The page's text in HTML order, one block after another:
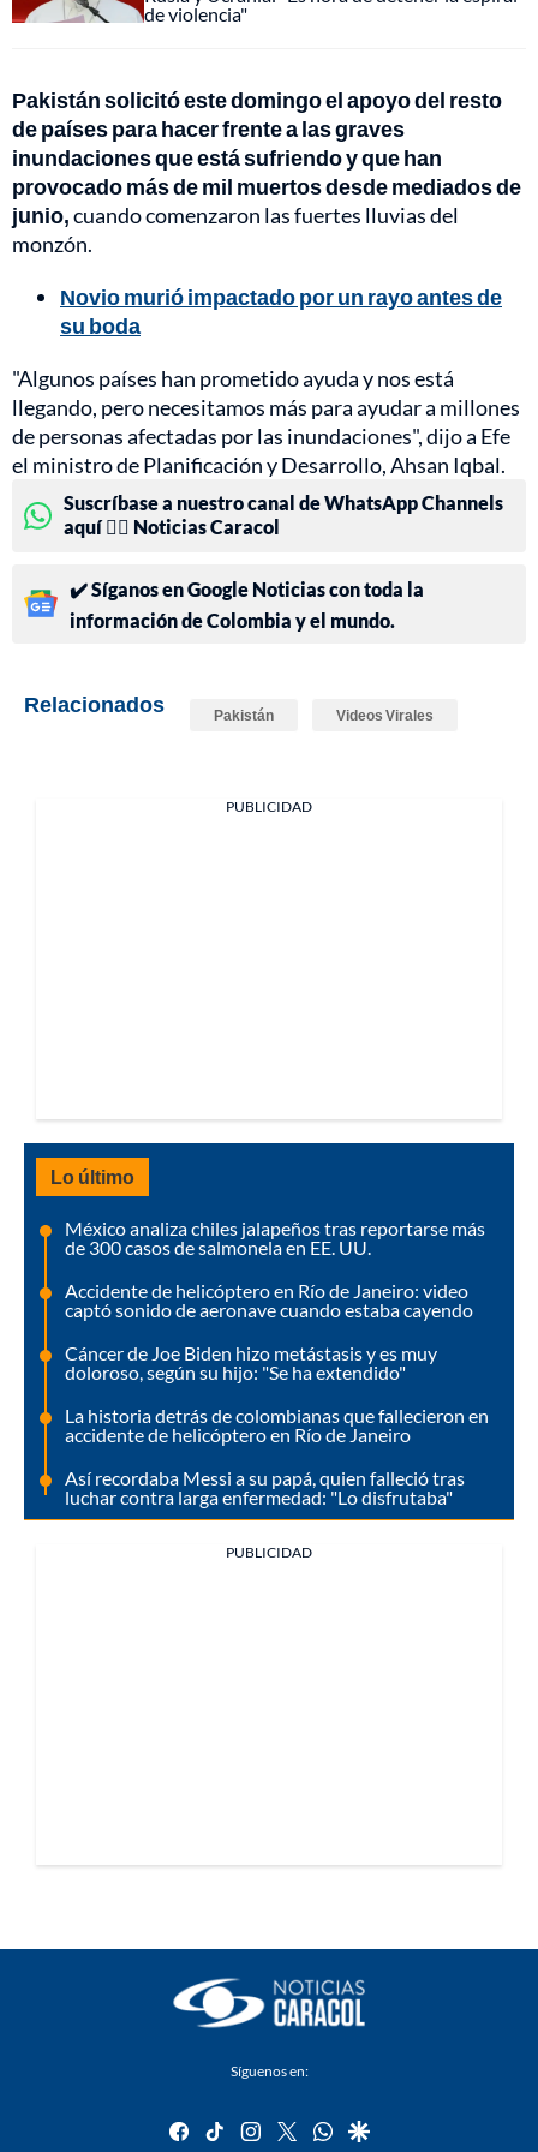
de violencia"
Pakistán solicitó este domingo el apoyo del resto
de países para hacer frente a las graves
inundaciones que está sufriendo y que han
provocado más de mil muertos desde mediados de
junio,cuando comenzaron las fuertes lluvias del
monzón.
Novio murió impactado por un rayo antes de
su boda
"Algunos países han prometido ayuda y nos está
llegando, pero necesitamos más para ayudar a millones
de personas afectadas por las inundaciones", dijo a Efe
el ministro de Planificación y Desarrollo, Ahsan Iqbal.
Suscríbase a nuestro canal de WhatsApp Channels
aquí 👉🏻 Noticias Caracol
✔️ Síganos en Google Noticias con toda la
información de Colombia y el mundo.
Relacionados Pakistán Videos Virales
PUBLICIDAD
Lo último
México analiza chiles jalapeños tras reportarse más
de 300 casos de salmonela en EE. UU.
Accidente de helicóptero en Río de Janeiro: video
captó sonido de aeronave cuando estaba cayendo
Cáncer de Joe Biden hizo metástasis y es muy
doloroso, según su hijo: "Se ha extendido"
La historia detrás de colombianas que fallecieron en
accidente de helicóptero en Río de Janeiro
Así recordaba Messi a su papá, quien falleció tras
luchar contra larga enfermedad: "Lo disfrutaba"
PUBLICIDAD
Síguenos en:
facebook
tiktok instagram
twitterwhatsapp
google